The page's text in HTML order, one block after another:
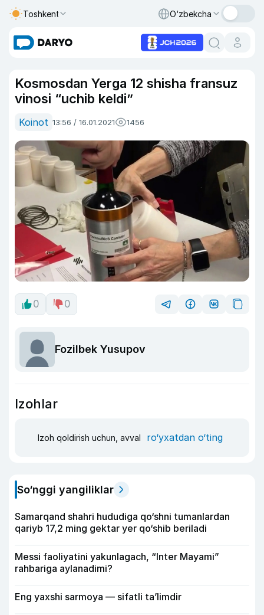
Toshkent O‘zbekcha
Kosmosdan Yerga 12 shisha fransuz
vinosi “uchib keldi”
Koinot 13:56 / 16.01.2021 1456
0 0
Fozilbek Yusupov
Izohlar
Izoh qoldirish uchun, avval ro‘yxatdan o‘ting
So‘nggi yangiliklar
Samarqand shahri hududiga qo‘shni tumanlardan
qariyb 17,2 ming gektar yer qo‘shib beriladi
Messi faoliyatini yakunlagach, “Inter Mayami”
rahbariga aylanadimi?
Eng yaxshi sarmoya — sifatli ta’limdir